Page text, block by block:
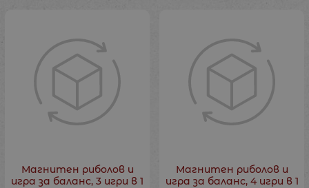
Магнитен риболов и
игра за баланс, 3 игри в 1
Магнитен риболов и
игра за баланс, 4 игри в 1